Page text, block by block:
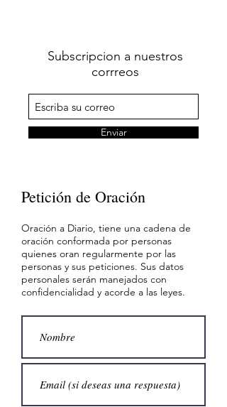
Subscripcion a nuestros
corrreos
Enviar
Petición de Oración
Oración a Diario, tiene una cadena de
oración conformada por personas
quienes oran regularmente por las
personas y sus peticiones. Sus datos
personales serán manejados con
confidencialidad y acorde a las leyes.